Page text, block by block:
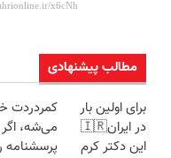
مطالب پیشنهادی
برای اولین بار
در ایران🇮🇷
این دکتر کرم
کمردردت
می‌شه،
پرسشنامه